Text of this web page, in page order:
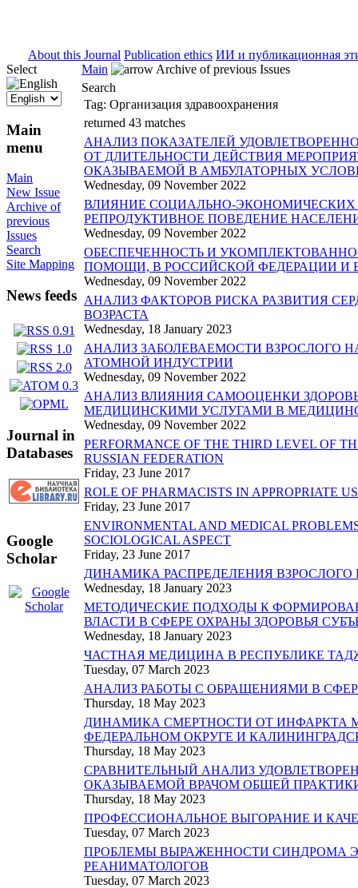
About this Journal Publication ethics ИИ и публикационная
Select
Main
menu
Main
New Issue
Archive of
previous
Issues
Search
Site Mapping
News feeds
Journal in
Databases
Google
Scholar
Main
Archive of previous Issues
Search
Tag: Организация здравоохранения
returned 43 matches
АНАЛИЗ ПОКАЗАТЕЛЕЙ
ОТ ДЛИТЕЛЬНОСТИ ДЕЙСТВИЯ
ОКАЗЫВАЕМОЙ В АМБУЛАТОРНЫХ
Wednesday, 09 November 2022
ВЛИЯНИЕ СОЦИАЛЬНО-
РЕПРОДУКТИВНОЕ ПОВЕДЕНИЕ
Wednesday, 09 November 2022
ОБЕСПЕЧЕННОСТЬ И
ПОМОЩИ, В РОССИЙСКОЙ ФЕДЕРАЦИИ И ЕЕ
Wednesday, 09 November 2022
АНАЛИЗ ФАКТОРОВ РИСКА РАЗВИТИЯ
ВОЗРАСТА
Wednesday, 18 January 2023
АНАЛИЗ ЗАБОЛЕВАЕМОСТИ ВЗРОСЛОГО
АТОМНОЙ ИНДУСТРИИ
Wednesday, 09 November 2022
АНАЛИЗ ВЛИЯНИЯ САМООЦЕНКИ
МЕДИЦИНСКИМИ УСЛУГАМИ В
Wednesday, 09 November 2022
PERFORMANCE OF THE THIRD LEVEL OF
RUSSIAN FEDERATION
Friday, 23 June 2017
ROLE OF PHARMACISTS IN APPROPRIATE
Friday, 23 June 2017
ENVIRONMENTAL AND MEDICAL
SOCIOLOGICAL ASPECT
Friday, 23 June 2017
ДИНАМИКА РАСПРЕДЕЛЕНИЯ ВЗРОСЛОГО
Wednesday, 18 January 2023
МЕТОДИЧЕСКИЕ ПОДХОДЫ К
ВЛАСТИ В СФЕРЕ ОХРАНЫ ЗДОРОВЬЯ
Wednesday, 18 January 2023
ЧАСТНАЯ МЕДИЦИНА В РЕСПУБЛИКЕ
Tuesday, 07 March 2023
АНАЛИЗ РАБОТЫ С ОБРАЩЕНИЯМИ В
Thursday, 18 May 2023
ДИНАМИКА СМЕРТНОСТИ ОТ ИНФАРКТА
ФЕДЕРАЛЬНОМ ОКРУГЕ И
Thursday, 18 May 2023
СРАВНИТЕЛЬНЫЙ АНАЛИЗ
ОКАЗЫВАЕМОЙ ВРАЧОМ ОБЩЕЙ
Thursday, 18 May 2023
ПРОФЕССИОНАЛЬНОЕ ВЫГОРАНИЕ И
Tuesday, 07 March 2023
ПРОБЛЕМЫ ВЫРАЖЕННОСТИ СИНДРОМА
РЕАНИМАТОЛОГОВ
Tuesday, 07 March 2023